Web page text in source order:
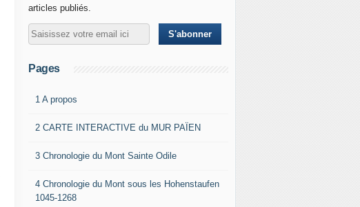
articles publiés.
Pages
1 A propos
2 CARTE INTERACTIVE du MUR PAÏEN
3 Chronologie du Mont Sainte Odile
4 Chronologie du Mont sous les Hohenstaufen
1045-1268